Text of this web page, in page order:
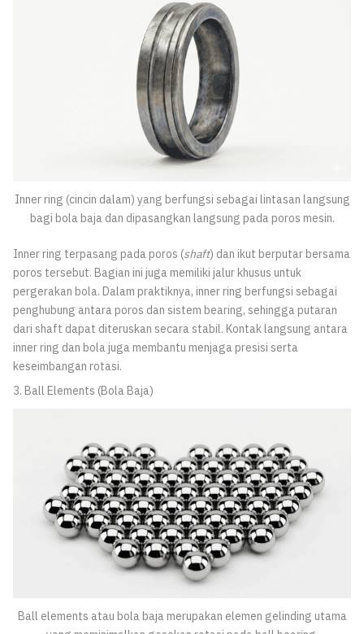
Inner ring (cincin dalam) yang berfungsi sebagai lintasan langsung
bagi bola baja dan dipasangkan langsung pada poros mesin.
Inner ring terpasang pada poros (shaft) dan ikut berputar bersama
poros tersebut. Bagian ini juga memiliki jalur khusus untuk
pergerakan bola. Dalam praktiknya, inner ring berfungsi sebagai
penghubung antara poros dan sistem bearing, sehingga putaran
dari shaft dapat diteruskan secara stabil. Kontak langsung antara
inner ring dan bola juga membantu menjaga presisi serta
keseimbangan rotasi.
3. Ball Elements (Bola Baja)
Ball elements atau bola baja merupakan elemen gelinding utama